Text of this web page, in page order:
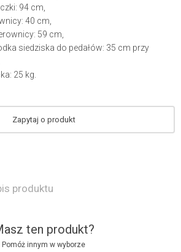
94 cm,
40 cm,
59 cm,
siedziska do pedałów: 35 cm przy
25 kg.
Zapytaj o produkt
produktu
ten produkt?
Pomóż innym w wyborze